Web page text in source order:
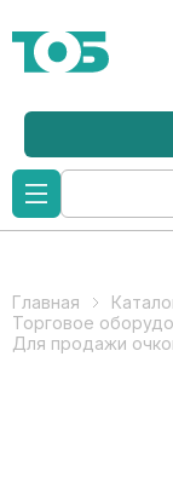
Главная
Торговое
Для продажи